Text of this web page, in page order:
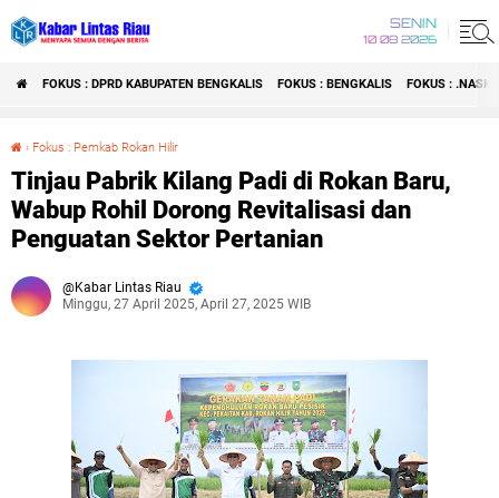
SENIN
10 08 2026
FOKUS : DPRD KABUPATEN BENGKALIS FOKUS : BENGKALIS FOKUS :
› Fokus : Pemkab Rokan Hilir
Tinjau Pabrik Kilang Padi di Rokan Baru,
Wabup Rohil Dorong Revitalisasi dan
Penguatan Sektor Pertanian
Kabar Lintas Riau
Minggu, 27 April 2025, April 27, 2025 WIB